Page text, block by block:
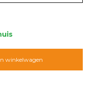
winkelwagen